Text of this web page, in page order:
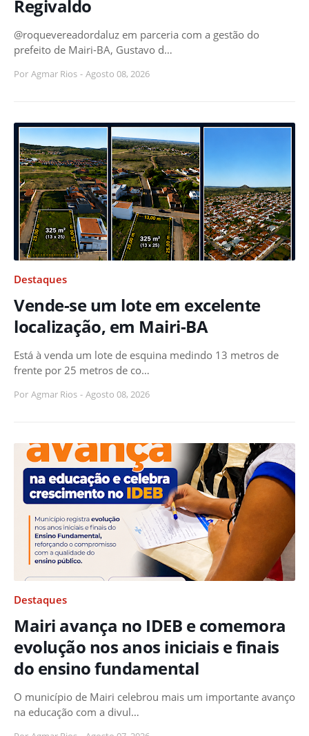
Regivaldo
@roquevereadordaluz em parceria com a gestão do
prefeito de Mairi-BA, Gustavo d…
Por Agmar Rios - Agosto 08, 2026
Destaques
Vende-se um lote em excelente
localização, em Mairi-BA
Está à venda um lote de esquina medindo 13 metros de
frente por 25 metros de co…
Por Agmar Rios - Agosto 08, 2026
Destaques
Mairi avança no IDEB e comemora
evolução nos anos iniciais e finais
do ensino fundamental
O município de Mairi celebrou mais um importante avanço
na educação com a divul…